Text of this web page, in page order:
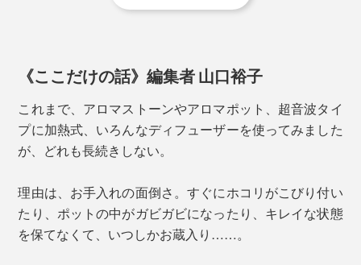
セット内容は、本体（空のオイルボトル付き）、ブレンド精油10ml、スポイト、
TypeCケーブル
「小モード」で１日5時間使用した場合、10mlボトルで
約１ヶ月使えますが、実際は短時間でしっかり香るの
で、意外に長持ち。
使用するオイルは、『Lovaroma』オリジナルの「ブレ
お手入れの目安は半年に１度。また、香りが弱くなった
時や、オイルの種類を変える時に、以下の方法でお手入
れしてください。
の状態にして）、アルコールをボトルに注ぐ。
本体に取り付け、約10分間作動させる。
《ここだけの話》編集者 山口裕子
これまで、アロマストーンやアロマポット、超音波タイ
プに加熱式、いろんなディフューザーを使ってみました
が、どれも長続きしない。
理由は、お手入れの面倒さ。すぐにホコリがこびり付い
たり、ポットの中がガビガビになったり、キレイな状態
を保てなくて、いつしかお蔵入り……。